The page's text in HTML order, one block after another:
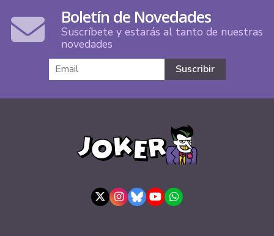
Boletín de Novedades
Suscríbete y estarás al tanto de nuestras
novedades